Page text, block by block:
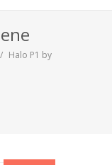
Halo P1 by